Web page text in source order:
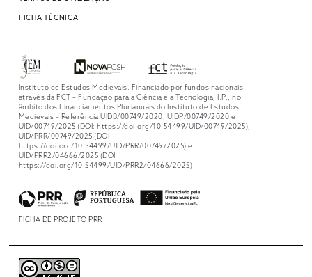
FICHA TÉCNICA
Instituto de Estudos Medievais. Financiado por fundos nacionais
através da FCT – Fundação para a Ciência e a Tecnologia, I.P., no
âmbito dos Financiamentos Plurianuais do Instituto de Estudos
Medievais – Referência UIDB/00749/2020, UIDP/00749/2020 e
UID/00749/2025 (DOI: https://doi.org/10.54499/UID/00749/2025),
UID/PRR/00749/2025 (DOI
https://doi.org/10.54499/UID/PRR/00749/2025) e
UID/PRR2/04666/2025 (DOI
https://doi.org/10.54499/UID/PRR2/04666/2025)
FICHA DE PROJETO PRR